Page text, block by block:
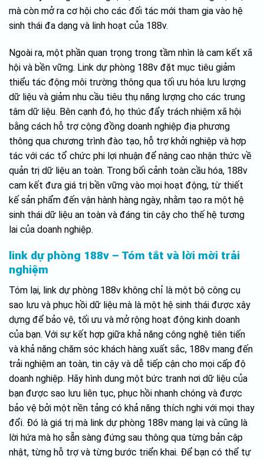
mà còn mở ra cơ hội cho các đối tác mới tham gia vào hệ
sinh thái đa dạng và linh hoạt của 188v.
Ngoài ra, một phần quan trọng trong tầm nhìn là cam kết xã
hội và bền vững. Link dự phòng 188v đặt mục tiêu giảm
thiểu tác động môi trường thông qua tối ưu hóa lưu lượng
dữ liệu và giảm nhu cầu tiêu thụ năng lượng cho các trung
tâm dữ liệu. Bên cạnh đó, họ thúc đẩy trách nhiệm xã hội
bằng cách hỗ trợ cộng đồng doanh nghiệp địa phương
thông qua chương trình đào tạo, hỗ trợ khởi nghiệp và hợp
tác với các tổ chức phi lợi nhuận để nâng cao nhận thức về
quản trị dữ liệu an toàn. Trong bối cảnh toàn cầu hóa, 188v
cam kết đưa giá trị bền vững vào mọi hoạt động, từ thiết
kế sản phẩm đến vận hành hàng ngày, nhằm tạo ra một hệ
sinh thái dữ liệu an toàn và đáng tin cậy cho thế hệ tương
lai của doanh nghiệp.
link dự phòng 188v – Tóm tắt và lời mời trải
nghiệm
Tóm lại, link dự phòng 188v không chỉ là một bộ công cụ
sao lưu và phục hồi dữ liệu mà là một hệ sinh thái được xây
dựng để bảo vệ, tối ưu và mở rộng hoạt động kinh doanh
của bạn. Với sự kết hợp giữa khả năng công nghệ tiên tiến
và khả năng chăm sóc khách hàng xuất sắc, 188v mang đến
trải nghiệm an toàn, tin cậy và dễ tiếp cận cho mọi cấp độ
doanh nghiệp. Hãy hình dung một bức tranh nơi dữ liệu của
bạn được sao lưu liên tục, phục hồi nhanh chóng và được
bảo vệ bởi một nền tảng có khả năng thích nghi với mọi thay
đổi. Đó là giá trị mà link dự phòng 188v mang lại và cũng là
lời hứa mà họ sẵn sàng đứng sau thông qua từng bản cập
nhật, từng hỗ trợ và từng bước triển khai. Để bạn có thể tự